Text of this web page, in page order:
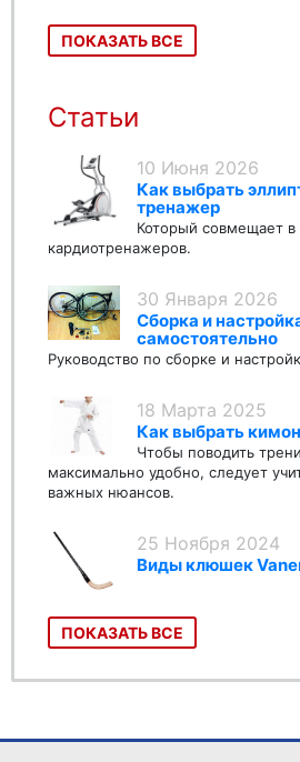
ПОКАЗАТЬ ВСЕ
Статьи
10 Июня 2026
Как выбрать
тренажер
Который совмещает
кардиотренажеров.
30 Января 2026
Сборка и
самостоятельно
Руководство по сборке и
18 Марта 2025
Как выбрать
Чтобы поводить
максимально удобно, следует
важных нюансов.
25 Ноября 2024
Виды клюшек
ПОКАЗАТЬ ВСЕ